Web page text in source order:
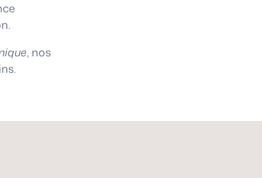
, nos